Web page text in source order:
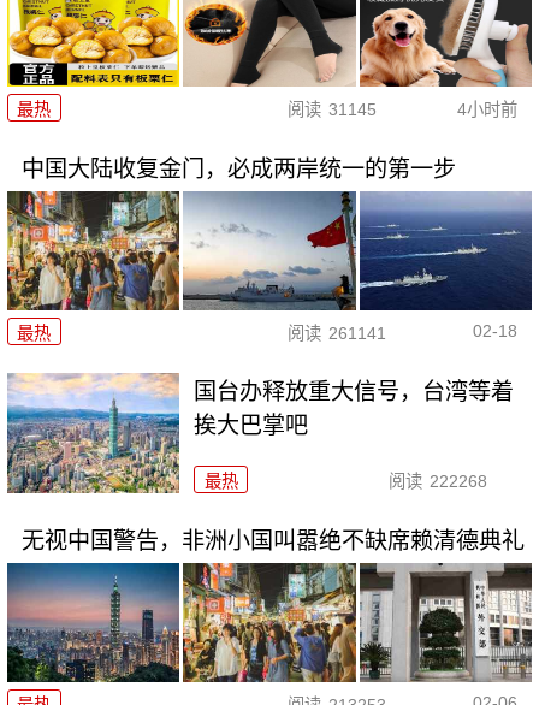
最热 阅读 31145 4小时前
中国大陆收复金门，必成两岸统一的第一步
最热 阅读 261141 02-18
国台办释放重大信号，台湾等着
挨大巴掌吧
最热 阅读 222268
无视中国警告，非洲小国叫嚣绝不缺席赖清德典礼